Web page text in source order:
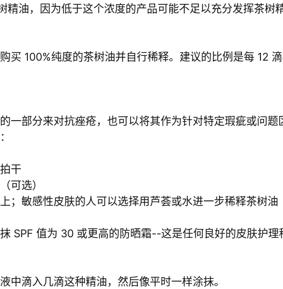
精油，因为低于这个浓度的产品可能不足以充分发挥茶树
买 100%纯度的茶树油并自行稀释。建议的比例是每 12
一部分来对抗痤疮，也可以将其作为针对特定瑕疵或问题
干
可选）
；敏感性皮肤的人可以选择用芦荟或水进一步稀释茶树油
SPF 值为 30 或更高的防晒霜--这是任何良好的皮肤护理
中滴入几滴这种精油，然后像平时一样涂抹。